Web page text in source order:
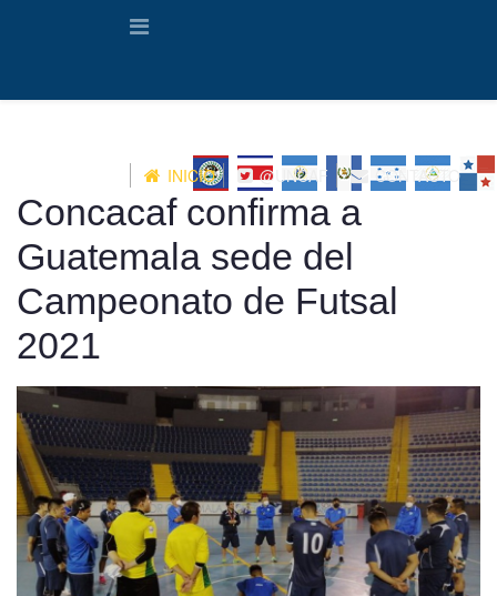
INICIO @UNCAF CONTACTO
Concacaf confirma a
Guatemala sede del
Campeonato de Futsal
2021